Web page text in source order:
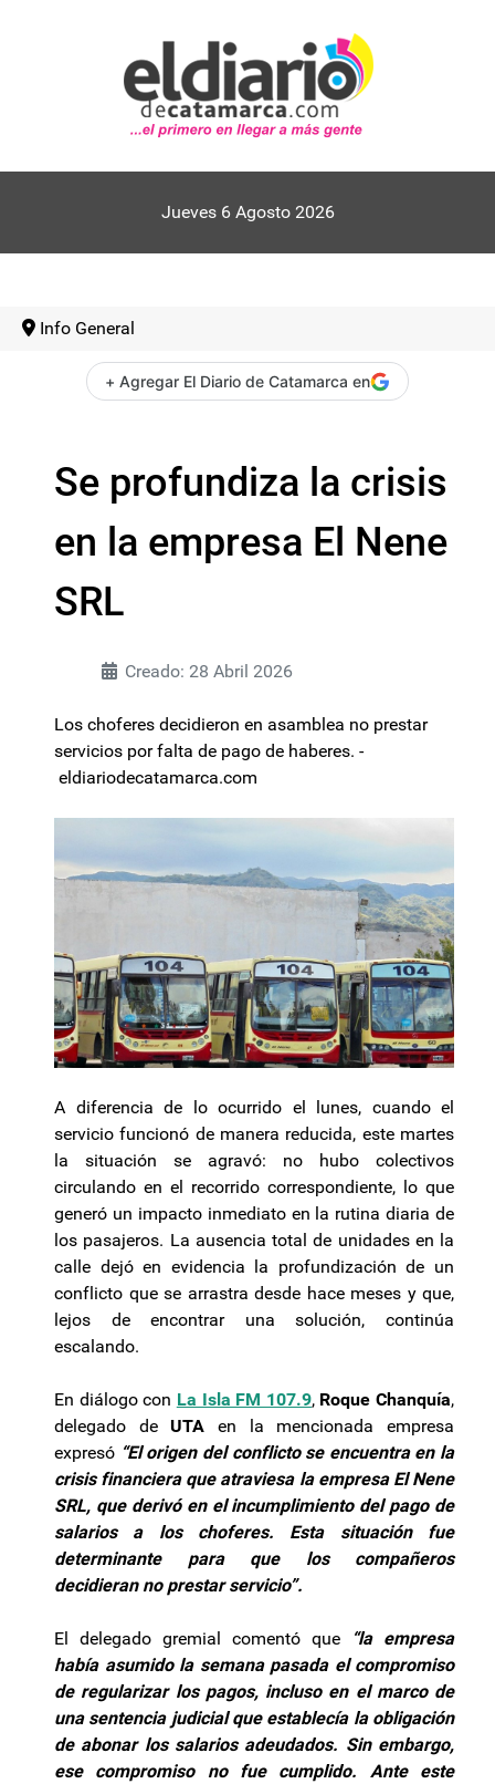
Jueves 6 Agosto 2026
Info General
+ Agregar El Diario de Catamarca en
Se profundiza la crisis
en la empresa El Nene
SRL
Creado: 28 Abril 2026
Los choferes decidieron en asamblea no prestar
servicios por falta de pago de haberes. -
eldiariodecatamarca.com
A diferencia de lo ocurrido el lunes, cuando el
servicio funcionó de manera reducida, este martes
la situación se agravó: no hubo colectivos
circulando en el recorrido correspondiente, lo que
generó un impacto inmediato en la rutina diaria de
los pasajeros. La ausencia total de unidades en la
calle dejó en evidencia la profundización de un
conflicto que se arrastra desde hace meses y que,
lejos de encontrar una solución, continúa
escalando.
En diálogo con La Isla FM 107.9, Roque Chanquía,
delegado deUTA en la mencionada empresa
expresó “El origen del conflicto se encuentra en la
crisis financiera que atraviesa la empresa El Nene
SRL, que derivó en el incumplimiento del pago de
salarios a los choferes. Esta situación fue
determinante para que los compañeros
decidieran no prestar servicio”.
El delegado gremial comentó que
“la empresa
había asumido la semana pasada el compromiso
de regularizar los pagos, incluso en el marco de
una sentencia judicial que establecía la obligación
de abonar los salarios adeudados. Sin embargo,
ese compromiso no fue cumplido. Ante este